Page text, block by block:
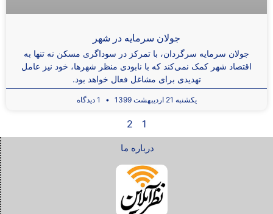
جولان سرمایه در شهر
جولان سرمایه سرگردان، با تمرکز در سوداگری مسکن نه تنها به
اقتصاد شهر کمک نمی‌کند که با نابودی منظر شهرها، خود نیز عامل
تهدیدی برای مشاغل فعال خواهد بود.
یکشنبه 21 اردیبهشت 1399
1
2
درباره ما